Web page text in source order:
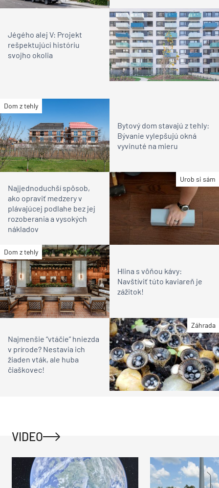
Jégého alej V: Projekt
rešpektujúci históriu
svojho okolia
Dom z tehly
Bytový dom stavajú z tehly:
Bývanie vylepšujú okná
vyvinuté na mieru
Urob si sám
Najjednoduchší spôsob,
ako opraviť medzery v
plávajúcej podlahe bez jej
rozoberania a vysokých
nákladov
Dom z tehly
Hlina s vôňou kávy:
Navštíviť túto kaviareň je
zážitok!
Záhrada
Najmenšie “vtáčie” hniezda
v prírode? Nestavia ich
žiaden vták, ale huba
čiaškovec!
VIDEO